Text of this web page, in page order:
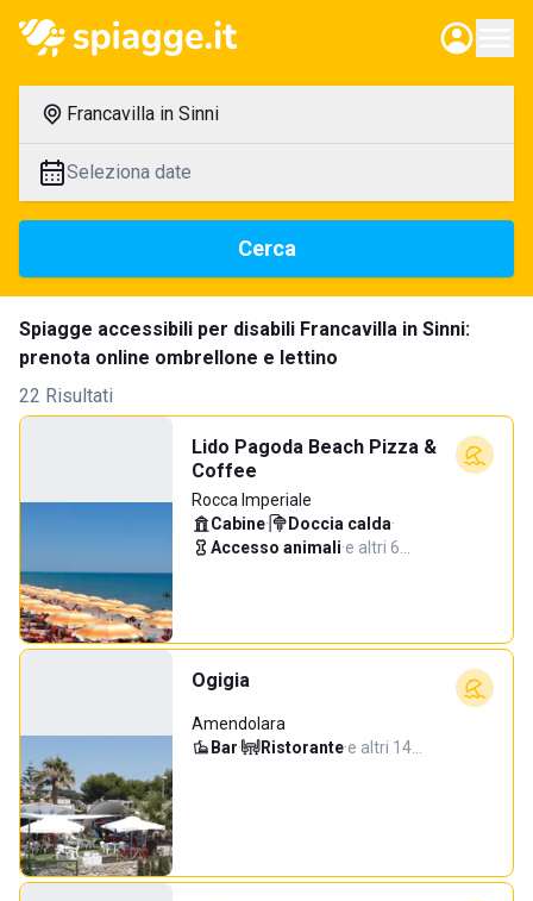
Francavilla in Sinni
Seleziona date
Cerca
Spiagge accessibili per disabili Francavilla in Sinni:
prenota online ombrellone e lettino
22 Risultati
Lido Pagoda Beach Pizza &
Coffee
Rocca Imperiale
Cabine· Doccia calda·
Accesso animali·e altri 6…
Ogigia
Amendolara
Bar· Ristorante·e altri 14…